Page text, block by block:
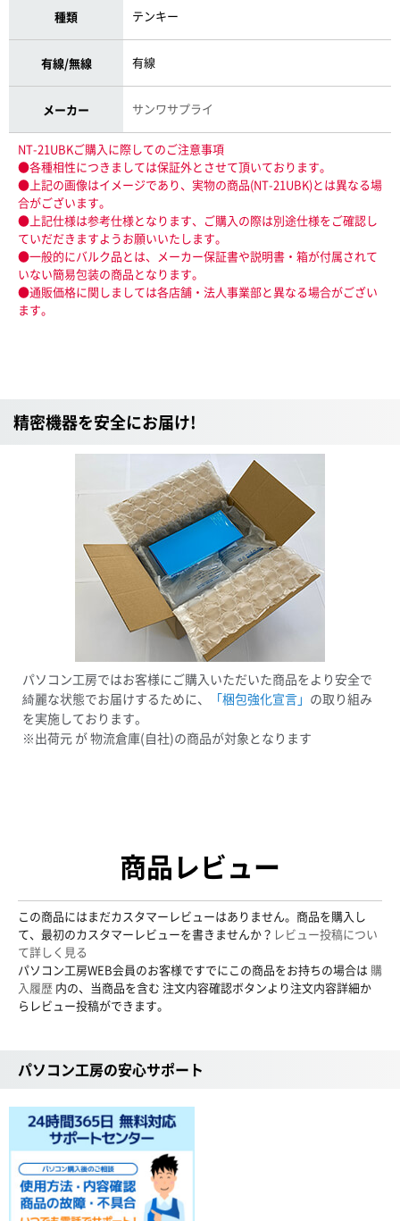
種類 テンキー
有線/無線 有線
メーカー サンワサプライ
NT-21UBKご購入に際してのご注意事項
●各種相性につきましては保証外とさせて頂いております。
●上記の画像はイメージであり、実物の商品(NT-21UBK)とは異なる場
合がございます。
●上記仕様は参考仕様となります、ご購入の際は別途仕様をご確認し
ていだだきますようお願いいたします。
●一般的にバルク品とは、メーカー保証書や説明書・箱が付属されて
いない簡易包装の商品となります。
●通販価格に関しましては各店舗・法人事業部と異なる場合がござい
ます。
精密機器を安全にお届け!
パソコン工房ではお客様にご購入いただいた商品をより安全で
綺麗な状態でお届けするために、
「梱包強化宣言」 の取り組み
を実施しております。
※出荷元 が 物流倉庫(自社)の商品が対象となります
商品レビュー
この商品にはまだカスタマーレビューはありません。商品を購入し
て、最初のカスタマーレビューを書きませんか？ レビュー投稿につい
て詳しく見る
パソコン工房WEB会員のお客様ですでにこの商品をお持ちの場合は 購
入履歴 内の、当商品を含む 注文内容確認ボタンより注文内容詳細か
らレビュー投稿ができます。
パソコン工房の安心サポート